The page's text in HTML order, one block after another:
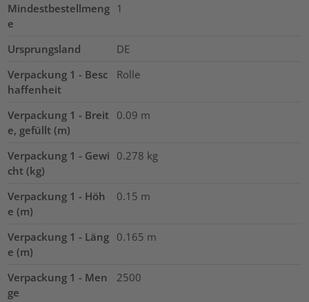
Mindestbestellmeng
e
1
Ursprungsland
DE
Verpackung 1 - Besc
haffenheit
Rolle
Verpackung 1 - Breit
e, gefüllt (m)
0.09 m
Verpackung 1 - Gewi
cht (kg)
0.278 kg
Verpackung 1 - Höh
e (m)
0.15 m
Verpackung 1 - Läng
e (m)
0.165 m
Verpackung 1 - Men
ge
2500